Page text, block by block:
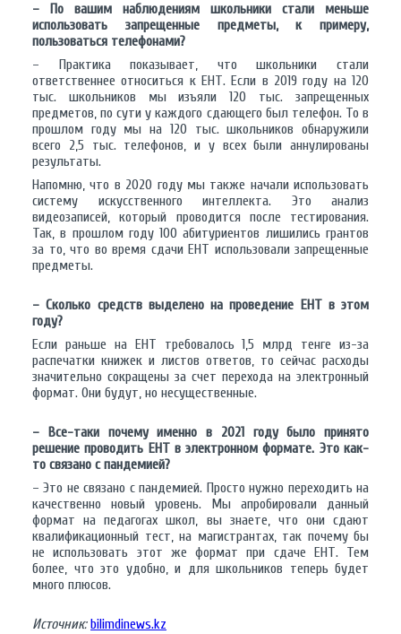
– По вашим наблюдениям школьники стали меньше
использовать запрещенные предметы, к примеру,
пользоваться телефонами?
– Практика показывает, что школьники стали
ответственнее относиться к ЕНТ. Если в 2019 году на 120
тыс. школьников мы изъяли 120 тыс. запрещенных
предметов, по сути у каждого сдающего был телефон. То в
прошлом году мы на 120 тыс. школьников обнаружили
всего 2,5 тыс. телефонов, и у всех были аннулированы
результаты.
Напомню, что в 2020 году мы также начали использовать
систему искусственного интеллекта. Это анализ
видеозаписей, который проводится после тестирования.
Так, в прошлом году 100 абитуриентов лишились грантов
за то, что во время сдачи ЕНТ использовали запрещенные
предметы.
– Сколько средств выделено на проведение ЕНТ в этом
году?
Если раньше на ЕНТ требовалось 1,5 млрд тенге из-за
распечатки книжек и листов ответов, то сейчас расходы
значительно сокращены за счет перехода на электронный
формат. Они будут, но несущественные.
– Все-таки почему именно в 2021 году было принято
решение проводить ЕНТ в электронном формате. Это как-
то связано с пандемией?
– Это не связано с пандемией. Просто нужно переходить на
качественно новый уровень. Мы апробировали данный
формат на педагогах школ, вы знаете, что они сдают
квалификационный тест, на магистрантах, так почему бы
не использовать этот же формат при сдаче ЕНТ. Тем
более, что это удобно, и для школьников теперь будет
много плюсов.
Источник:bilimdinews.kz